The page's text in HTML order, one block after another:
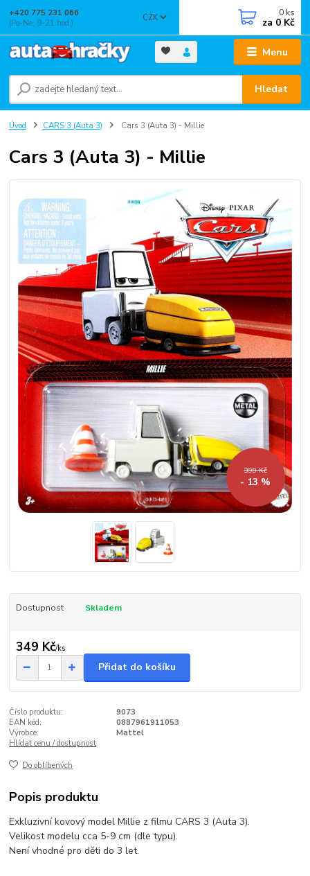
Menu
CZK
Hledat
+420 775 231 066
(Po-Ne, 9-21 hod.)
0 ks
za 0 Kč
Úvod CARS 3 (Auta 3) Cars 3 (Auta 3) - Millie
Cars 3 (Auta 3) - Millie
399 Kč
- 13 %
Dostupnost Skladem
349 Kč/ks
Přidat do košíku
Číslo produktu:
9073
EAN kód:
0887961911053
Výrobce:
Mattel
Hlídat cenu / dostupnost
Do oblíbených
Popis produktu
Exkluzivní kovový model Millie z filmu CARS 3 (Auta 3).
Velikost modelu cca 5-9 cm (dle typu).
Není vhodné pro děti do 3 let.